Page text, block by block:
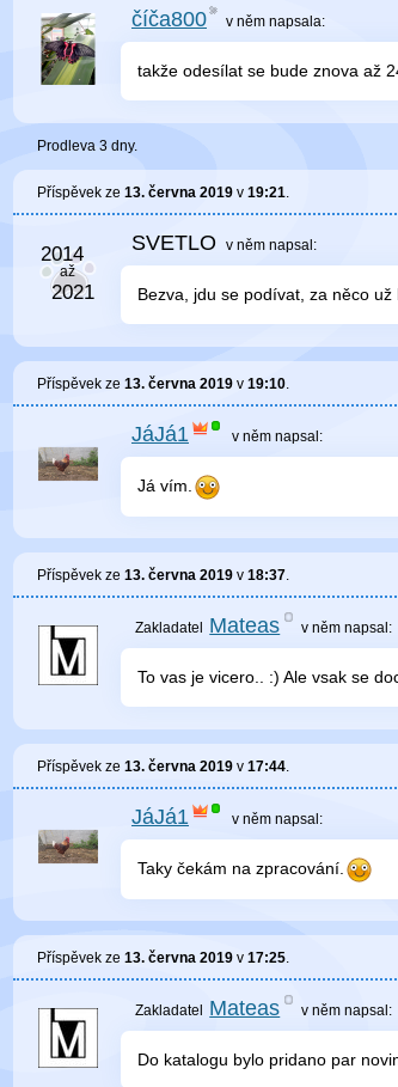
číča800 v něm napsala:
takže odesílat se bude znova až
Prodleva 3 dny.
Příspěvek ze 13. června 2019 v 19:21.
SVETLO v něm napsal:
Bezva, jdu se podívat, za něco
Příspěvek ze 13. června 2019 v 19:10.
JáJá1 v něm napsal:
Já vím.
Příspěvek ze 13. června 2019 v 18:37.
Mateas v němnapsal:
To vas je vicero.. :) Ale vsak se
Příspěvek ze 13. června 2019 v 17:44.
JáJá1 v něm napsal:
Taky čekám na zpracování.
Příspěvek ze 13. června 2019 v 17:25.
Mateas v němnapsal:
Do katalogu bylo pridano par